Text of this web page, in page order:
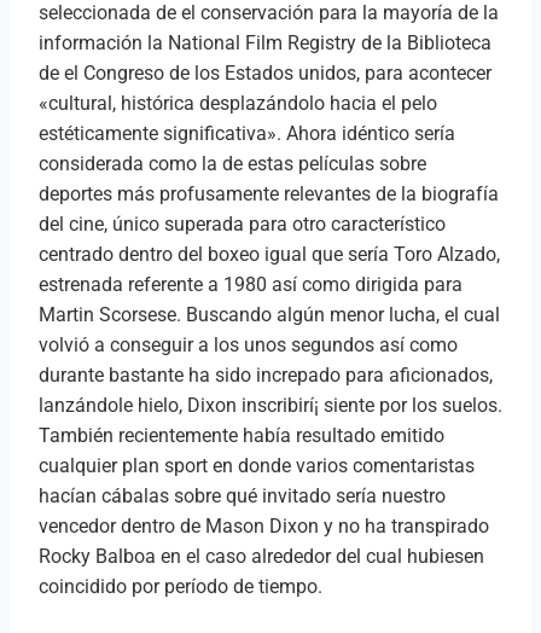
seleccionada de el conservación para la mayoría de la
información la National Film Registry de la Biblioteca
de el Congreso de los Estados unidos, para acontecer
«cultural, histórica desplazándolo hacia el pelo
estéticamente significativa». Ahora idéntico serí­a
considerada como la de estas películas sobre
deportes más profusamente relevantes de la biografía
del cine, único superada para otro característico
centrado dentro del boxeo igual que serí­a Toro Alzado,
estrenada referente a 1980 así­ como dirigida para
Martin Scorsese. Buscando algún menor lucha, el cual
volvió a conseguir a los unos segundos así­ como
durante bastante ha sido increpado para aficionados,
lanzándole hielo, Dixon inscribirí¡ siente por los suelos.
También recientemente había resultado emitido
cualquier plan sport en donde varios comentaristas
hacían cábalas sobre qué invitado sería nuestro
vencedor dentro de Mason Dixon y no ha transpirado
Rocky Balboa en el caso alrededor del cual hubiesen
coincidido por período de tiempo.